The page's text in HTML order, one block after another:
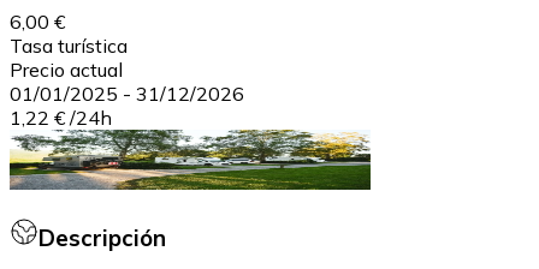
6,00 €
Tasa turística
Precio actual
01/01/2025 - 31/12/2026
1,22 € /24h
Descripción